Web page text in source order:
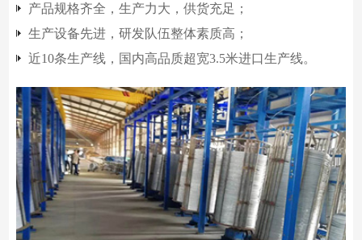
产品规格齐全，生产力大，供货充足；
生产设备先进，研发队伍整体素质高；
近10条生产线，国内高品质超宽3.5米进口生产线。